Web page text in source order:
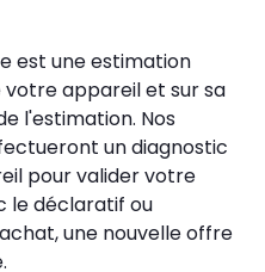
est une estimation
appareil et sur sa
l'estimation. Nos
un diagnostic
pour valider votre
le déclaratif ou
une nouvelle offre